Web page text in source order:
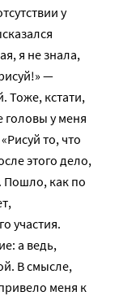
у
я не знала,
—
Тоже, кстати,
головы у меня
то, что
этого дело,
Пошло, как по
участия.
а ведь,
В смысле,
меня к